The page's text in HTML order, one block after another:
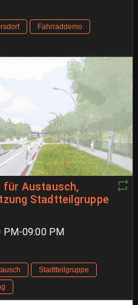
Fahrraddemo
für Austausch,
Stadtteilgruppe
PM-09:00 PM
Stadtteilgruppe